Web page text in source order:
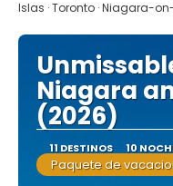
Islas · Toronto · Niagara-
Niagara
(2026)
11 DESTINOS 10
Paquete de